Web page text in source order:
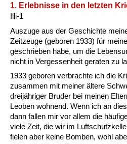
Frauen,
1. Erlebnisse in den letzten
Illi-1
Auszuge aus der Geschichte
Zeitzeuge (geboren 1933) für
geschrieben habe, um die
nicht in Vergessenheit geraten zu
1933 geboren verbrachte ich die
zusammen mit meiner ältere
dreijähriger Bruder bei meinen
Leoben wohnend. Wenn ich an
dann fallen mir vor allem die
viele Zeit, die wir im
fielen aber keine Bomben, wohl